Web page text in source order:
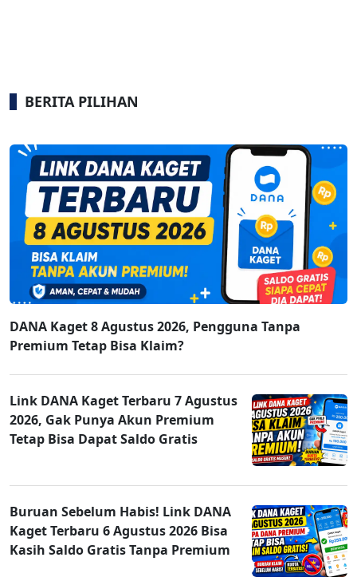
BERITA PILIHAN
DANA Kaget 8 Agustus 2026, Pengguna Tanpa
Premium Tetap Bisa Klaim?
Link DANA Kaget Terbaru 7 Agustus
2026, Gak Punya Akun Premium
Tetap Bisa Dapat Saldo Gratis
Buruan Sebelum Habis! Link DANA
Kaget Terbaru 6 Agustus 2026 Bisa
Kasih Saldo Gratis Tanpa Premium